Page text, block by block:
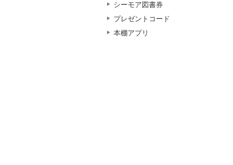
シーモア図書券
プレゼントコード
本棚アプリ